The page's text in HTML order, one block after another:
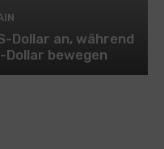
Dollar an, während
Dollar bewegen